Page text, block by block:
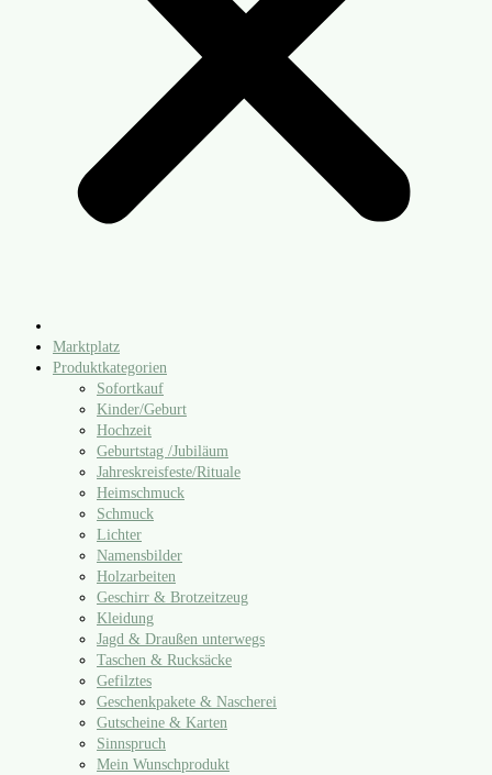
Marktplatz
Produktkategorien
Sofortkauf
Kinder/​Geburt
Hochzeit
Geburtstag /​Jubiläum
Jahreskreisfeste/​Rituale
Heimschmuck
Schmuck
Lichter
Namensbilder
Holzarbeiten
Geschirr & Brotzeitzeug
Kleidung
Jagd & Draußen unterwegs
Taschen & Rucksäcke
Gefilztes
Geschenkpakete & Nascherei
Gutscheine & Karten
Sinnspruch
Mein Wunschprodukt